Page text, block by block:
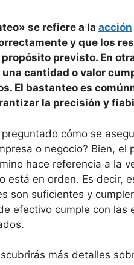
se refiere a la acción
y que los
previsto. En
cantidad o valor
El bastanteo es
la precisión y
cómo se
o negocio? Bien,
hace referencia a la
está en orden. Es decir,
son suficientes y
efectivo cumple con las
más detalles